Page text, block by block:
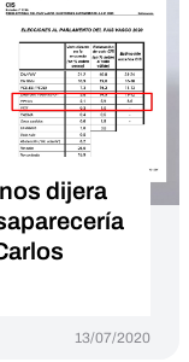
dijera
13/07/2020